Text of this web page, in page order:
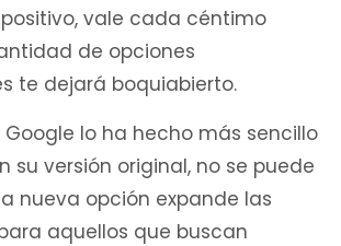
vale cada céntimo
de opciones
te dejará boquiabierto.
Google lo ha hecho más sencillo
su versión original, no se puede
nueva opción expande las
aquellos que buscan